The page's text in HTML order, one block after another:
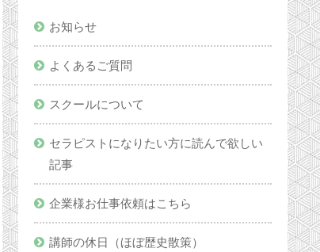
お知らせ
よくあるご質問
スクールについて
セラピストになりたい方に読んで欲しい
記事
企業様お仕事依頼はこちら
講師の休日（ほぼ歴史散策）